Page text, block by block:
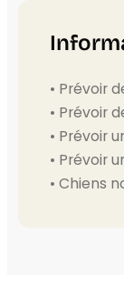
• Prévoir
• Prévoir
• Prévoir
• Prévoir
• Chiens